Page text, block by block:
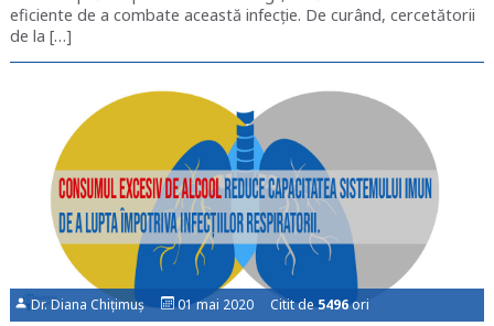
eficiente de a combate această infecție. De curând, cercetătorii
de la […]
Dr. Diana Chițimuș 01 mai 2020 Citit de5496ori